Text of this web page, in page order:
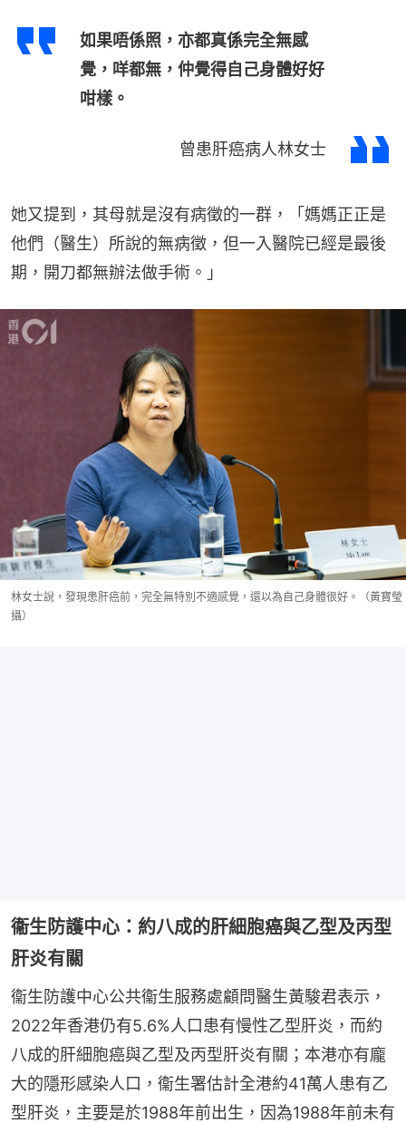
如果唔係照，亦都真係完全無感
覺，咩都無，仲覺得自己身體好好
咁樣。
曾患肝癌病人林女士
她又提到，其母就是沒有病徵的一群，「媽媽正正是
他們（醫生）所說的無病徵，但一入醫院已經是最後
期，開刀都無辦法做手術。」
林女士說，發現患肝癌前，完全無特別不適感覺，還以為自己身體很好。（黃寶瑩
攝）
衞生防護中心：約八成的肝細胞癌與乙型及丙型
肝炎有關
衞生防護中心公共衞生服務處顧問醫生黃駿君表示，
2022年香港仍有5.6%人口患有慢性乙型肝炎，而約
八成的肝細胞癌與乙型及丙型肝炎有關；本港亦有龐
大的隱形感染人口，衞生署估計全港約41萬人患有乙
型肝炎，主要是於1988年前出生，因為1988年前未有